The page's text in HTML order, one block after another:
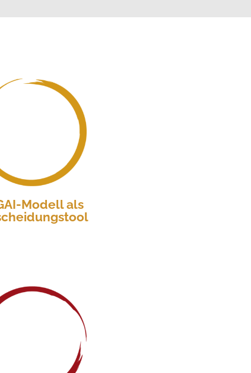
Modell als
und nutzen lernen und
täglichen Führungsalltag